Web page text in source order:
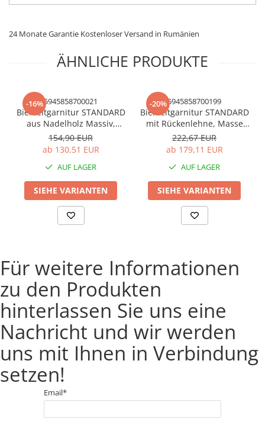
24 Monate Garantie Kostenloser Versand in Rumänien
ÄHNLICHE PRODUKTE
-16%5945858700021
Bierzeltgarnitur STANDARD
aus Nadelholz Massiv,
2200x700 mm für Terrasse,
Garten, 1 Tisch und 2
Bänke, Farbe Natur
154,90 EUR
ab 130,51 EUR
AUF LAGER
SIEHE VARIANTEN
-20%5945858700199
Bierzeltgarnitur STANDARD
mit Rückenlehne, Masse
220x70 cm, aus Nadelholz
Massiv für Terrasse,
Garten, 1 Tisch und 2
Bänke, Farbe Natur
222,67 EUR
ab 179,11 EUR
AUF LAGER
SIEHE VARIANTEN
Für weitere Informationen
zu den Produkten
hinterlassen Sie uns eine
Nachricht und wir werden
uns mit Ihnen in Verbindung
setzen!
Email*